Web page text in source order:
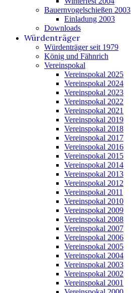
Bauernvogelschießen 2003
Einladung 2003
Downloads
Würdenträger
Würdenträger seit 1979
König und Fähnrich
Vereinspokal
Vereinspokal 2025
Vereinspokal 2024
Vereinspokal 2023
Vereinspokal 2022
Vereinspokal 2021
Vereinspokal 2019
Vereinspokal 2018
Vereinspokal 2017
Vereinspokal 2016
Vereinspokal 2015
Vereinspokal 2014
Vereinspokal 2013
Vereinspokal 2012
Vereinspokal 2011
Vereinspokal 2010
Vereinspokal 2009
Vereinspokal 2008
Vereinspokal 2007
Vereinspokal 2006
Vereinspokal 2005
Vereinspokal 2004
Vereinspokal 2003
Vereinspokal 2002
Vereinspokal 2001